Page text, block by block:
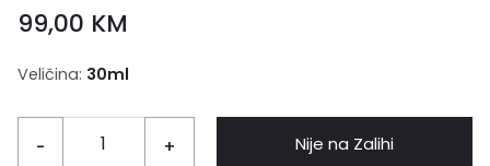
99,00 KM
Veličina: 30ml
- + Nije na Zalihi